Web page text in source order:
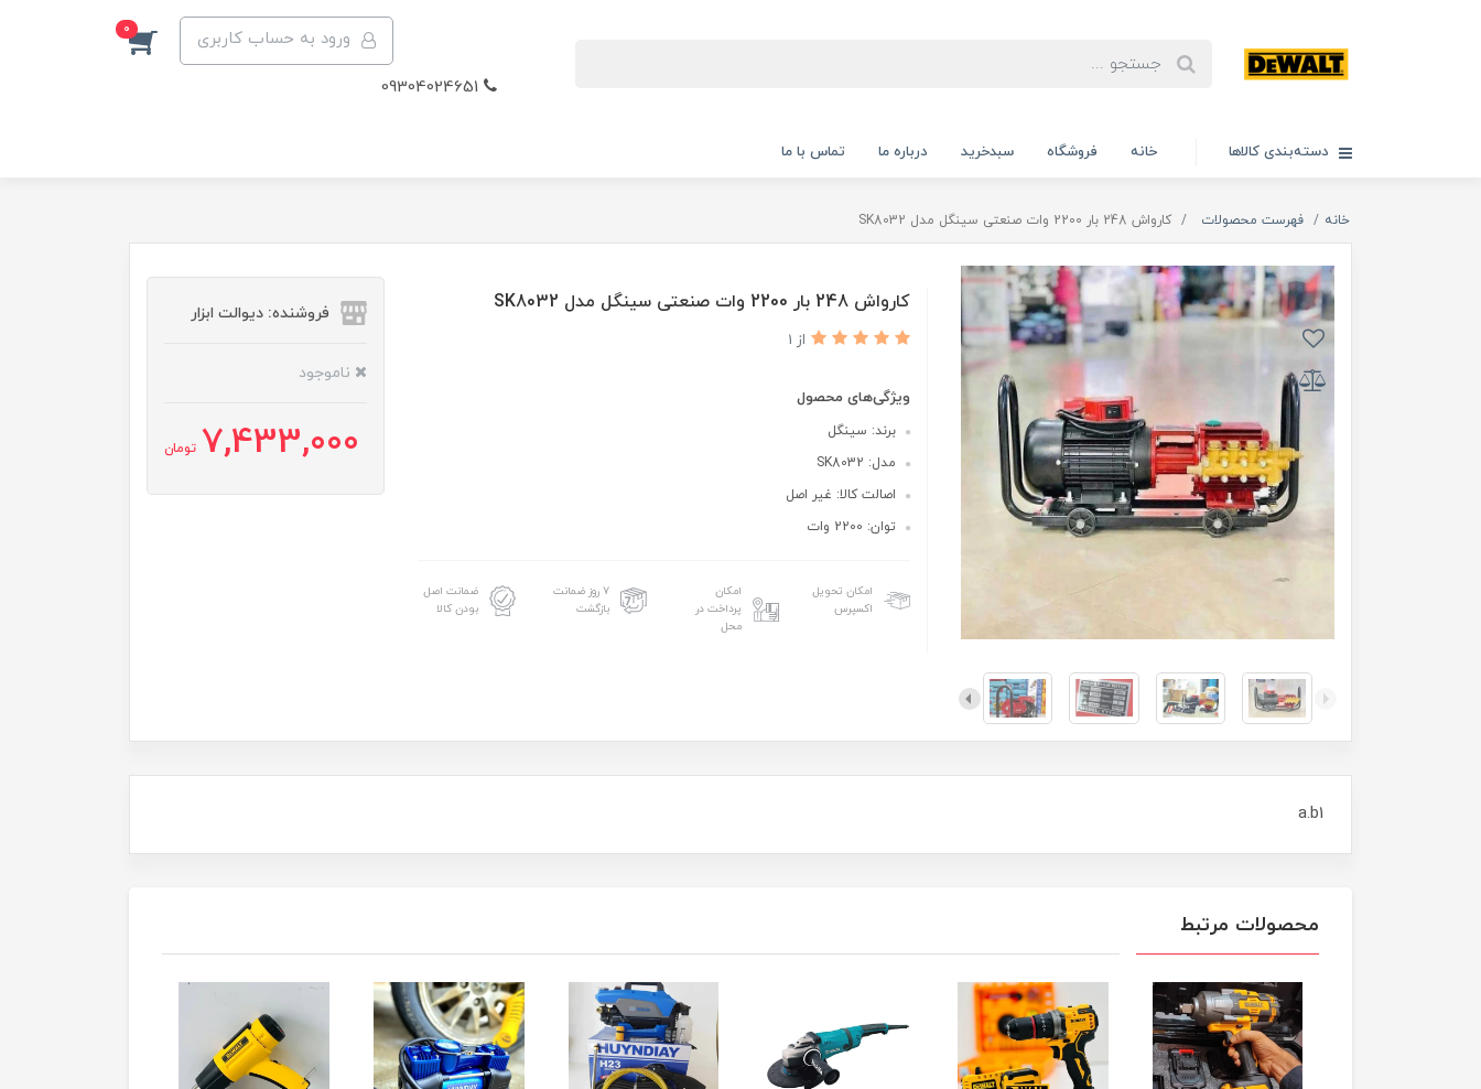
ورود به حساب کاربری 0
دسته‌بندی کالاها خانه فروشگاه سبدخرید درباره ما تماس با ما
خانه فهرست محصولات کارواش 248 بار 2200 وات صنعتی سینگل مدل SK8032
کارواش 248 بار 2200 وات صنعتی سینگل مدل SK8032
از 1
ویژگی‌های محصول
برند: سینگل
مدل: SK8032
اصالت کالا: غیر اصل
توان: 2200 وات
امکان تحویل
اکسپرس
امکان
پرداخت در
محل
۷ روز ضمانت
بازگشت
ضمانت اصل
بودن کالا
فروشنده: دیوالت ابزار
ناموجود
7,433,000 تومان
a.b1
محصولات مرتبط